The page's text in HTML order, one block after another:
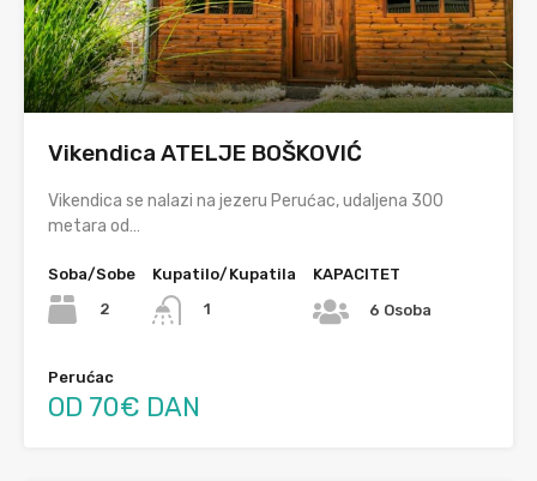
Vikendica ATELJE BOŠKOVIĆ
Vikendica se nalazi na jezeru Perućac, udaljena 300
metara od…
Soba/Sobe
2
Kupatilo/Kupatila
1
KAPACITET
6 Osoba
Perućac
OD 70€ DAN